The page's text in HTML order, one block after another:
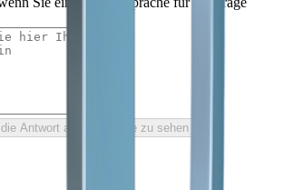
Antwort auf Ihre Frage zu sehen